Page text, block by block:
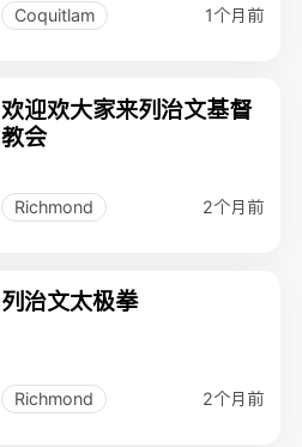
Coquitlam 1个月前
欢迎欢大家来列治文基督
教会
Richmond 2个月前
列治文太极拳
Richmond 2个月前